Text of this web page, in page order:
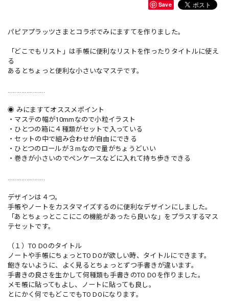
Save
パピアプラッツさまとコラボでみにますてを作りました。
「どこでもリスト」は手帳に便利なリストを作ったりタイトルに使え
る
あるとちょっと便利な小さいなマステです。
......................
◉ みにますてオススメポイント
・マステの幅が10mmなので小粒イラスト
・ひとつの箱に４種類がセットで入っている
・セットの中で組み合わせが自由にできる
・ひとつのロールが３mなので量がちょうどいい
・巻きが小さいのでペンケースなどに入れて持ち歩きできる
......................
デザインは４つ。
手帳やノートをカスタマイズするのに便利なデザインにしました。
「あとちょっとここにこの機能があったら良いな」をプラスするマス
テセットです。
（１）TO DOのタイトル
ノートや手帳にちょっとTO DOが欲しい時、タイトルにできます。
飽きないように、よく見るとちょっとずつ手書きが違います。
手書きの良さを生かして何種類も手書きのTO DOを作りました。
メモ帳に貼ってもよし、ノートに貼っても良し。
とにかく何でもどこでもTO DOになります。